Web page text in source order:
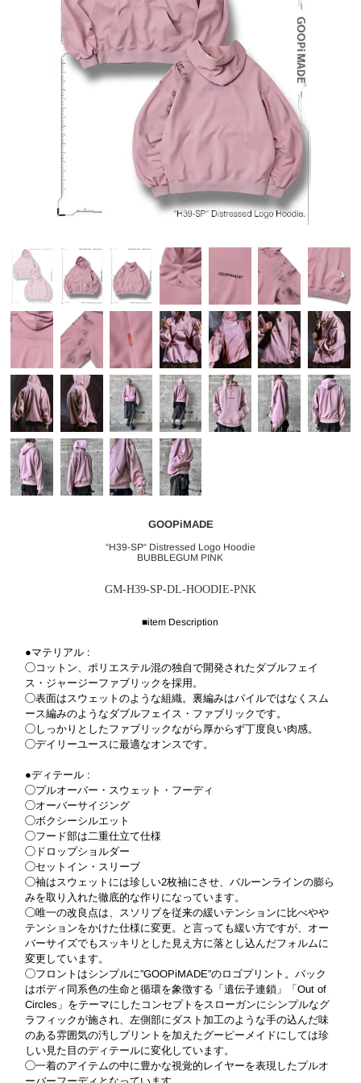
GOOPiMADE
“H39-SP“ Distressed Logo Hoodie
BUBBLEGUM PINK
GM-H39-SP-DL-HOODIE-PNK
■item Description
●マテリアル :
◯コットン、ポリエステル混の独自で開発されたダブルフェイ
ス・ジャージーファブリックを採用。
◯表面はスウェットのような組織。裏編みはパイルではなくスム
ース編みのようなダブルフェイス・ファブリックです。
◯しっかりとしたファブリックながら厚からず丁度良い肉感。
◯デイリーユースに最適なオンスです。
●ディテール :
◯プルオーバー・スウェット・フーディ
◯オーバーサイジング
◯ボクシーシルエット
◯フード部は二重仕立て仕様
◯ドロップショルダー
◯セットイン・スリーブ
◯袖はスウェットには珍しい2枚袖にさせ、バルーンラインの膨ら
みを取り入れた徹底的な作りになっています。
◯唯一の改良点は、スソリブを従来の緩いテンションに比べやや
テンションをかけた仕様に変更。と言っても緩い方ですが、オー
バーサイズでもスッキリとした見え方に落とし込んだフォルムに
変更しています。
◯フロントはシンプルに”GOOPiMADE”のロゴプリント。バック
はボディ同系色の生命と循環を象徴する「遺伝子連鎖」「Out of
Circles」をテーマにしたコンセプトをスローガンにシンプルなグ
ラフィックが施され、左側部にダスト加工のような手の込んだ味
のある雰囲気の汚しプリントを加えたグーピーメイドにしては珍
しい見た目のディテールに変化しています。
◯一着のアイテムの中に豊かな視覚的レイヤーを表現したプルオ